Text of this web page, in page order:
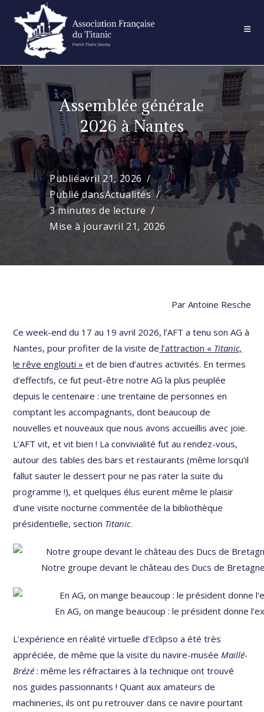
content
Assemblée générale
2026 à Nantes
Publiéavril 21, 2026
Publié dansActualités
3 minutes de lecture
Mise à jouravril 21, 2026
Par Antoine Resche
Ce week-end du 17 au 19 avril 2026, l’AFT a tenu son AG à
Nantes, pour profiter de la visite de l’attraction « Titanic,
le rêve englouti » et de bien d’autres activités. En termes
d’effectifs, ce fut peut-être notre AG la plus peuplée
depuis le centenaire : une trentaine de personnes en
comptant les accompagnants, dont beaucoup de
nouvelles et nouveaux que nous avons accueillis avec joie.
L’AFT vit, et vit bien ! La convivialité fut au rendez-vous,
autour des tables des bars et restaurants (même lorsqu’il
fallut sauter le dessert pour ne pas rater la suite du
programme !), et quelques élus eurent même le plaisir
d’une visite nocturne commentée de la bibliothèque
présidentielle, section Titanic.
Notre groupe devant le château des Ducs de
En AG, on mange beaucoup : le président donne
L’expérience en réalité virtuelle d’Eclipso a été très
appréciée, de même que la visite du navire-muséeMaillé-
Brézé : même les réfractaires à la technique ont trouvé
nos guides passionnants ! Quant aux amateurs de
machineries, ils ont pu retrouver dans ce navire pourtant